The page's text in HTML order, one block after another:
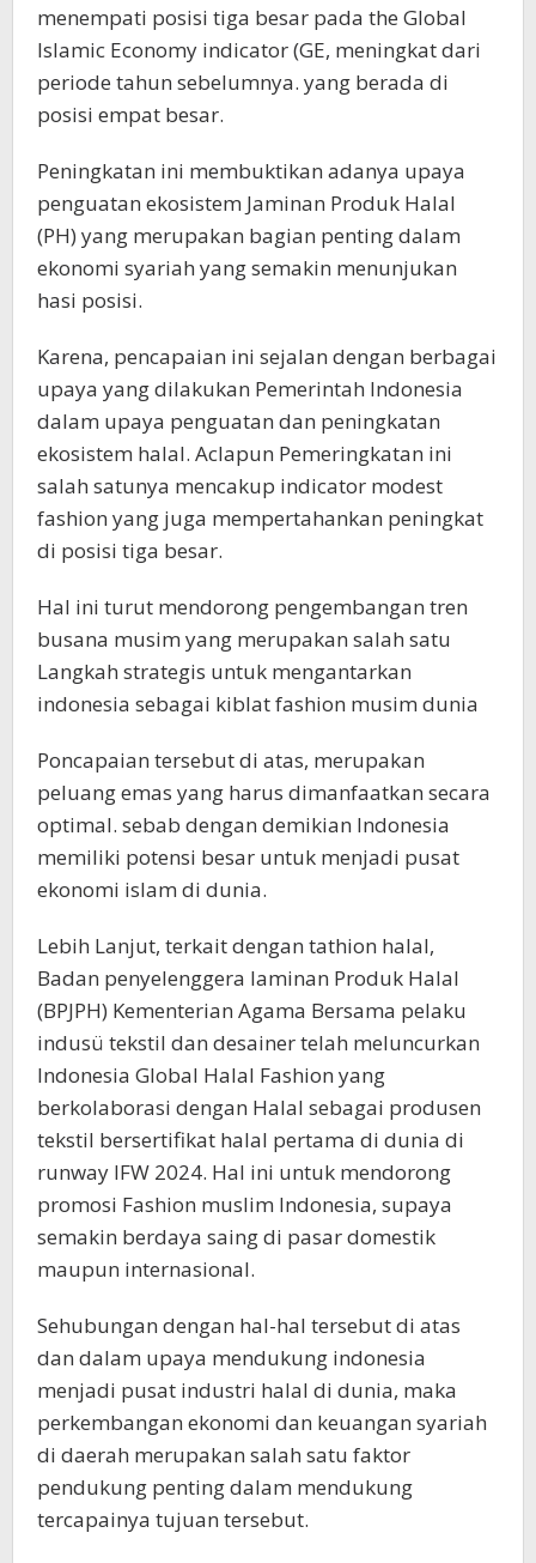
menempati posisi tiga besar pada the Global
Islamic Economy indicator (GE, meningkat dari
periode tahun sebelumnya. yang berada di
posisi empat besar.
Peningkatan ini membuktikan adanya upaya
penguatan ekosistem Jaminan Produk Halal
(PH) yang merupakan bagian penting dalam
ekonomi syariah yang semakin menunjukan
hasi posisi.
Karena, pencapaian ini sejalan dengan berbagai
upaya yang dilakukan Pemerintah Indonesia
dalam upaya penguatan dan peningkatan
ekosistem halal. Aclapun Pemeringkatan ini
salah satunya mencakup indicator modest
fashion yang juga mempertahankan peningkat
di posisi tiga besar.
Hal ini turut mendorong pengembangan tren
busana musim yang merupakan salah satu
Langkah strategis untuk mengantarkan
indonesia sebagai kiblat fashion musim dunia
Poncapaian tersebut di atas, merupakan
peluang emas yang harus dimanfaatkan secara
optimal. sebab dengan demikian Indonesia
memiliki potensi besar untuk menjadi pusat
ekonomi islam di dunia.
Lebih Lanjut, terkait dengan tathion halal,
Badan penyelenggera laminan Produk Halal
(BPJPH) Kementerian Agama Bersama pelaku
indusü tekstil dan desainer telah meluncurkan
Indonesia Global Halal Fashion yang
berkolaborasi dengan Halal sebagai produsen
tekstil bersertifikat halal pertama di dunia di
runway IFW 2024. Hal ini untuk mendorong
promosi Fashion muslim Indonesia, supaya
semakin berdaya saing di pasar domestik
maupun internasional.
Sehubungan dengan hal-hal tersebut di atas
dan dalam upaya mendukung indonesia
menjadi pusat industri halal di dunia, maka
perkembangan ekonomi dan keuangan syariah
di daerah merupakan salah satu faktor
pendukung penting dalam mendukung
tercapainya tujuan tersebut.